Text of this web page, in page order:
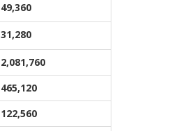
49,360
31,280
2,081,760
465,120
122,560